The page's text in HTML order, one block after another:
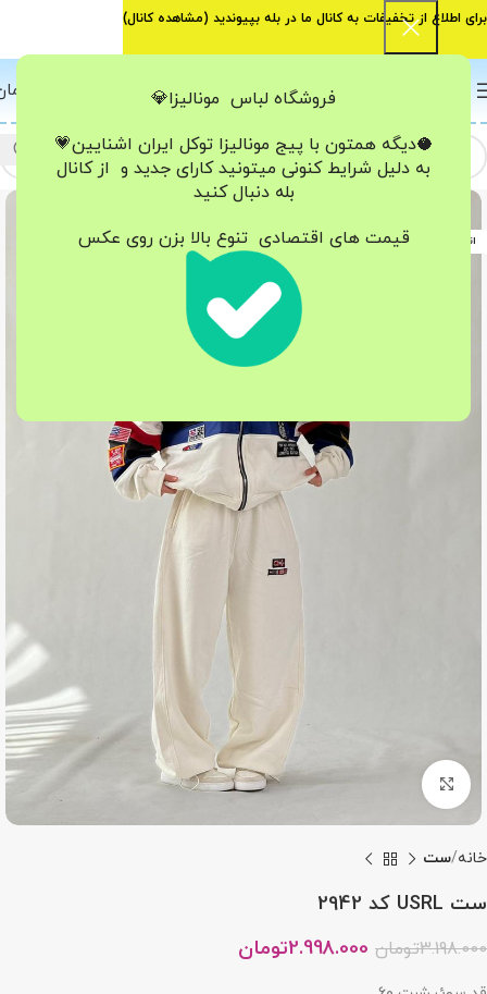
فروشگاه لباس مونالیزا💎
🥥دیگه همتون با پیج مونالیزا تو‌کل ایران اشنایین💗
به دلیل شرایط کنونی میتونید کارای جدید و از کانال
بله دنبال کنید
قیمت های اقتصادی تنوع بالا بزن روی عکس اتمام موجودی
بزرگنمایی تصویر
خانه ست
ست USRL کد 2942
3.198.000تومان 2.998.000تومان
برای اطلاع از تخفیفات به کانال ما در بله بپیوندید (مشاهده کانال)